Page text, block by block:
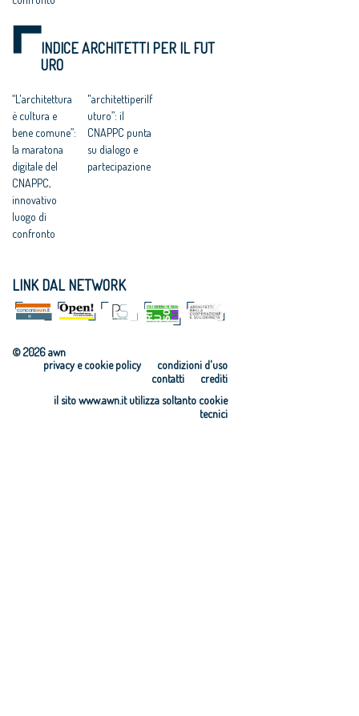
INDICE ARCHITETTI PER IL FUT
URO
“L'architettura
è cultura e
bene comune”:
la maratona
digitale del
CNAPPC,
innovativo
luogo di
confronto
"architettiperilf
uturo”: il
CNAPPC punta
su dialogo e
partecipazione
LINK DAL NETWORK
© 2026 awn
condizioni d'uso
privacy e cookie policy
crediti
contatti
il sito www.awn.it utilizza soltanto cookie
tecnici